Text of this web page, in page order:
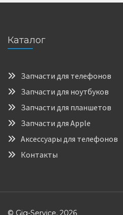
Каталог
Запчасти для телефонов
Запчасти для ноутбуков
Запчасти для планшетов
Запчасти для Apple
Аксессуары для телефонов
Контакты
© Gig-Service, 2026